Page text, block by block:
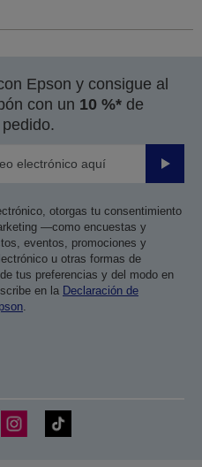
Epson y consigue al
con un 10 %* de
Enviar
otorgas tu consentimiento
—como encuestas y
eventos, promociones y
u otras formas de
tus preferencias y del modo en
en la Declaración de
.